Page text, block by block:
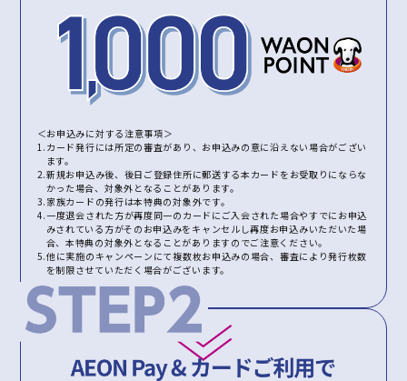
＜お申込みに対する注意事項＞
1.カード発行には所定の審査があり、お申込みの意に沿えない場合がござい
ます。
2.新規お申込み後、後日ご登録住所に郵送する本カードをお受取りにならな
かった場合、対象外となることがあります。
3.家族カードの発行は本特典の対象外です。
4.一度退会された方が再度同一のカードにご入会された場合やすでにお申込
みされている方がそのお申込みをキャンセルし再度お申込みいただいた場
合、本特典の対象外となることがありますのでご注意ください。
5.他に実施のキャンペーンにて複数枚お申込みの場合、審査により発行枚数
を制限させていただく場合がございます。